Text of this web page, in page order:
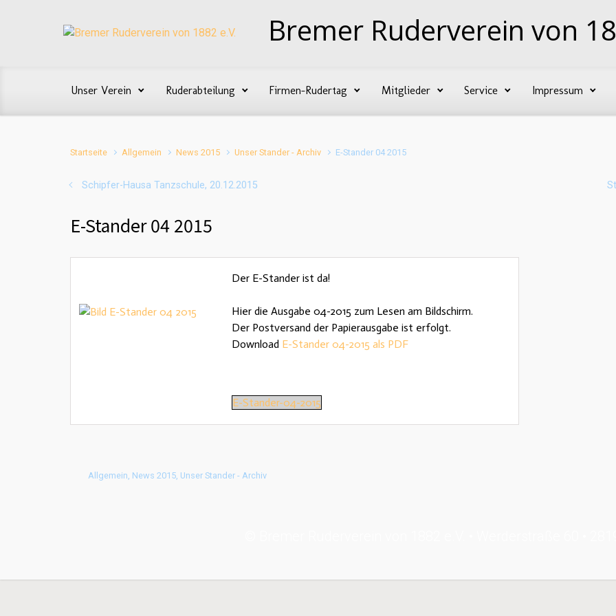
Bremer Ruderverein von
Unser Verein Ruderabteilung Firmen-Rudertag Mitglieder Service Impressum
Startseite Allgemein News 2015 Unser Stander - Archiv E-Stander 04 2015
Schipfer-Hausa Tanzschule, 20.12.2015
E-Stander 04 2015
Der E-Stander ist da!
Hier die Ausgabe 04-2015 zum Lesen am Bildschirm.
Der Postversand der Papierausgabe ist erfolgt.
Download E-Stander 04-2015 als PDF
E-Stander-04-2015
Allgemein, News 2015, Unser Stander - Archiv